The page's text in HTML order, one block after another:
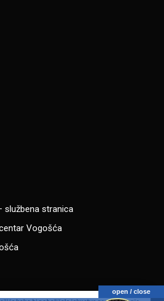
službena stranica
Vogošća
open / close